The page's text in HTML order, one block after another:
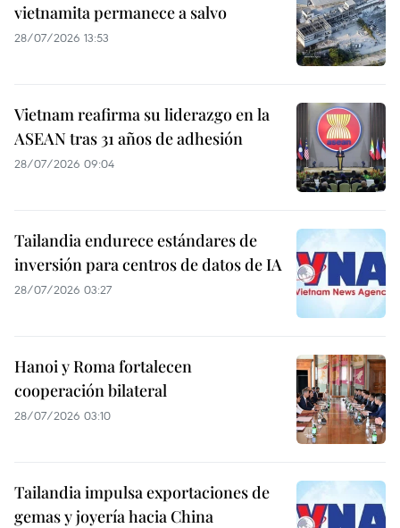
vietnamita permanece a salvo
28/07/2026 13:53
Vietnam reafirma su liderazgo en la
ASEAN tras 31 años de adhesión
28/07/2026 09:04
Tailandia endurece estándares de
inversión para centros de datos de IA
28/07/2026 03:27
Hanoi y Roma fortalecen
cooperación bilateral
28/07/2026 03:10
Tailandia impulsa exportaciones de
gemas y joyería hacia China